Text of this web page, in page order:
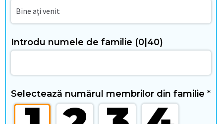
i
C
a
Introdu numele de familie (0|40)
Selectează numărul membrilor din familie *